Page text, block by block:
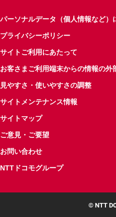
パーソナルデータ（個人情報など）
プライバシーポリシー
サイトご利用にあたって
お客さまご利用端末からの情報の外
見やすさ・使いやすさの調整
サイトメンテナンス情報
サイトマップ
ご意見・ご要望
お問い合わせ
NTTドコモグループ
© NTT